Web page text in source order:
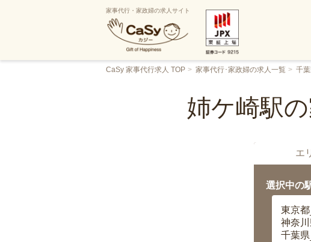
家事代行・家政婦の求人サイト
CaSy 家事代行求人 TOP 家事代行･家政婦の求人一覧 千
姉ケ崎駅
エ
選択中の
東京都
神奈
千葉県